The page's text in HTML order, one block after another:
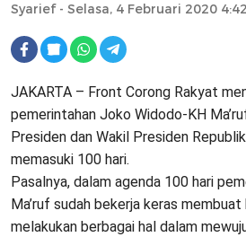
Syarief- Selasa, 4 Februari 2020
JAKARTA – Front Corong Rakyat
pemerintahan Joko Widodo-KH
Presiden dan Wakil Presiden
memasuki 100 hari.
Pasalnya, dalam agenda 100 hari
Ma’ruf sudah bekerja keras
melakukan berbagai hal dalam